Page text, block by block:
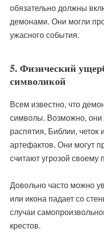
обязательно должны
демонами. Они могли
ужасного события.
5. Физический
символикой
Всем известно, что
символы. Возможно, они
распятия, Библии, четок
артефактов. Они могут
считают угрозой своему
Довольно часто можно
или икона падает со
случаи
крестов.